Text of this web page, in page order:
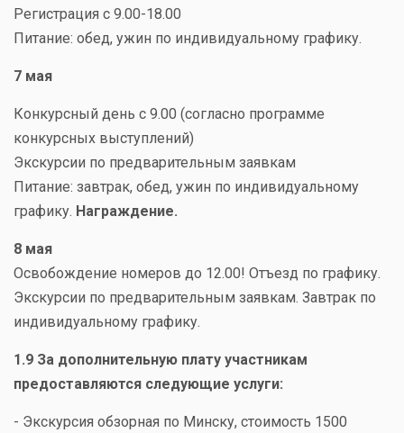
Регистрация с 9.00-18.00
Питание: обед, ужин по индивидуальному графику.
7 мая
Конкурсный день с 9.00 (согласно программе
конкурсных выступлений)
Экскурсии по предварительным заявкам
Питание: завтрак, обед, ужин по индивидуальному
графику. Награждение.
8 мая
Освобождение номеров до 12.00! Отъезд по графику.
Экскурсии по предварительным заявкам. Завтрак по
индивидуальному графику.
1.9 За дополнительную плату участникам
предоставляются следующие услуги:
- Экскурсия обзорная по Минску, стоимость 1500